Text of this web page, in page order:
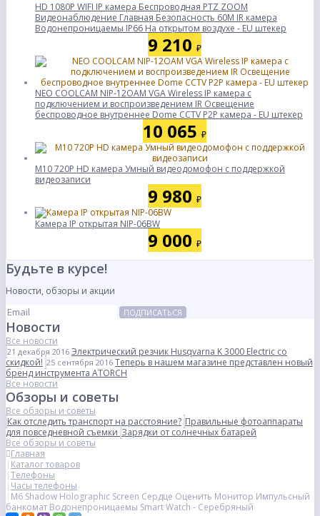
HD 1080P WIFI IP камера Беспроводная PTZ ZOOM
Видеонаблюдение Главная Безопасность 60M IR камера
Водонепроницаемы IP66 На открытом воздухе - EU штекер
9 210 ₽
NEO COOLCAM NIP-12OAM VGA Wireless IP камера с
подключением и воспроизведением IR Освещение
беспроводное внутреннее Dome CCTV P2P камера - EU штекер
10 065 ₽
M10 720P HD камера Умный видеодомофон с поддержкой
видеозаписи
9 980 ₽
Камера IP открытая NIP-06BW
9 000 ₽
Будьте в курсе!
Новости, обзоры и акции
ПОДПИСАТЬСЯ
Новости
Все новости
21 декабря 2016 Электрический резчик Husqvarna K 3000 Electric со
скидкой! 25 сентября 2016 Теперь в нашем магазине представлен новый
бренд инструмента ATORCH
Все новости
Обзоры и советы
Все обзоры и советы
Как отследить транспорт на расстояние? Правильные фотоаппараты
для повседневной съемкиЗарядки от солнечных батарей
Все обзоры и советы
Главная
Каталог товаров
Телефоны
Часы телефоны
M6 Shadow Holographic Screen Сердце Оценить Монитор Импульсный
банкомат Водонепроницаемы Smart Watch - Серебряный